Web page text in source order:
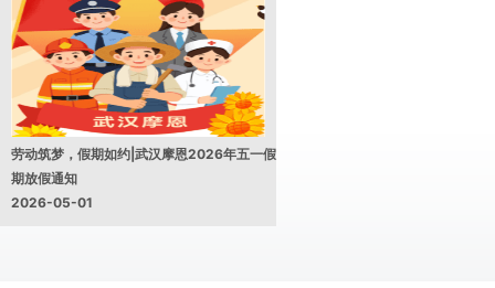
劳动筑梦，假期如约|武汉摩恩2026年五一假
期放假通知
2026-05-01